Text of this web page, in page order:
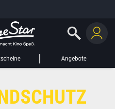
Angebote
GAST,
eines Drittanbieters weitergeleitet.
SEITE
HINZUFÜGEN